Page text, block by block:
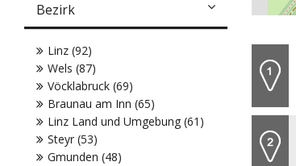
Bezirk
Linz (92)
Wels (87)
Vöcklabruck (69)
Braunau am Inn (65)
Linz Land und Umgebung (61)
Steyr (53)
Gmunden (48)